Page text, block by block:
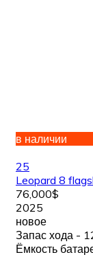
в наличии
25
Leopard 8
76,000$
2025
новое
Запас хода -
Ёмкость